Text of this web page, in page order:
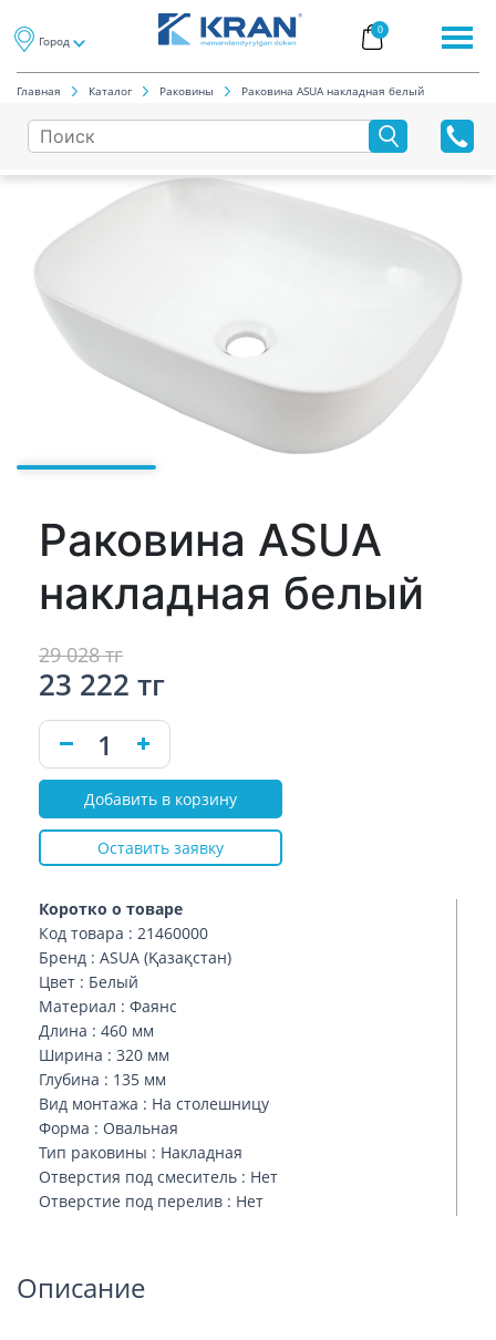
Город
0
Главная Каталог Раковины Раковина ASUA накладная белый
Раковина ASUA
накладная белый
Коротко о товаре
Код товара : 21460000
Бренд : ASUA (Қазақстан)
Цвет : Белый
Материал : Фаянс
Длина : 460 мм
Ширина : 320 мм
Глубина : 135 мм
Вид монтажа : На столешницу
Форма : Овальная
Тип раковины : Накладная
Отверстия под смеситель : Нет
Отверстие под перелив : Нет
29 028 тг
23 222 тг
Добавить в корзину
Оставить заявку
Описание